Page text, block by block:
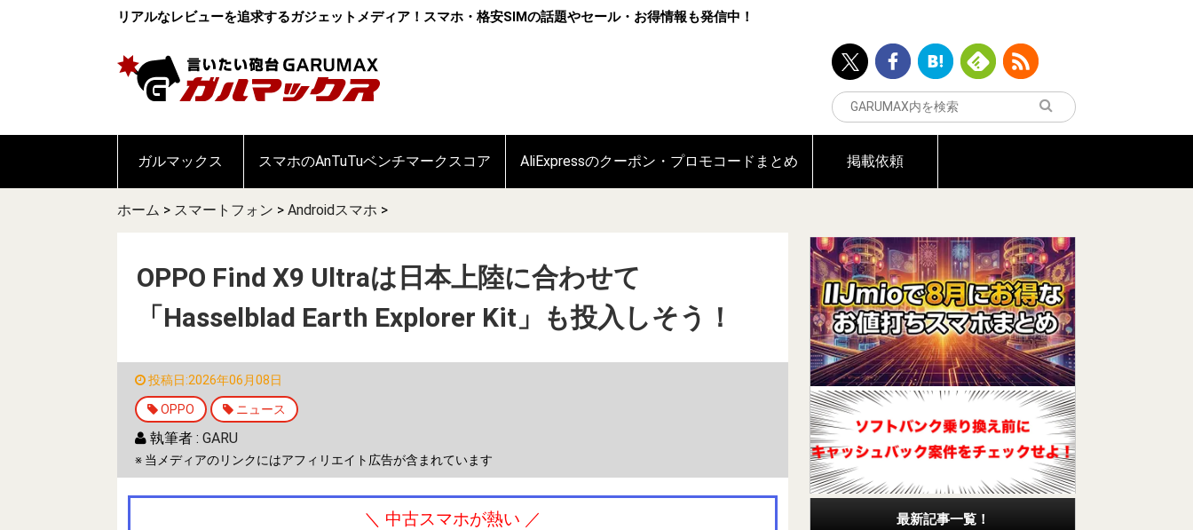
リアルなレビューを追求するガジェットメディア！スマホ・格安SIMの話題やセール・お得情報も発信中！
ガルマックス スマホのAnTuTuベンチマークスコア AliExpressのクーポン・プロモコードまとめ 掲載依頼
ホーム > スマートフォン > Androidスマホ >
OPPO Find X9 Ultraは日本上陸に合わせて
「Hasselblad Earth Explorer Kit」も投入しそう！
投稿日:2026年06月08日
OPPO ニュース
執筆者 : GARU
※ 当メディアのリンクにはアフィリエイト広告が含まれています
＼ 中古スマホが熱い ／ 最新記事一覧！